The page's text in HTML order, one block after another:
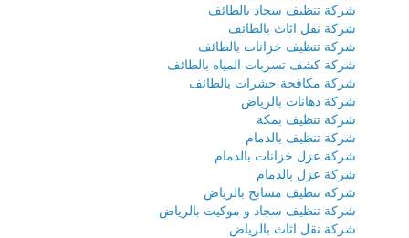
شركة تنظيف سجاد بالطائف
شركة نقل اثاث بالطائف
شركة تنظيف خزانات بالطائف
شركة كشف تسربات المياه بالطائف
شركة مكافحة حشرات بالطائف
شركة دهانات بالرياض
شركة تنظيف بمكة
شركة تنظيف بالدمام
شركة عزل خزانات بالدمام
شركة عزل بالدمام
شركة تنظيف مسابح بالرياض
شركة تنظيف سجاد و موكيت بالرياض
شركة نقل اثاث بالرياض